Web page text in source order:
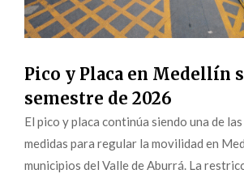
Pico y Placa en Medellín
semestre de 2026
El pico y placa continúa siendo una de
medidas para regular la movilidad en
municipios del Valle de Aburrá. La